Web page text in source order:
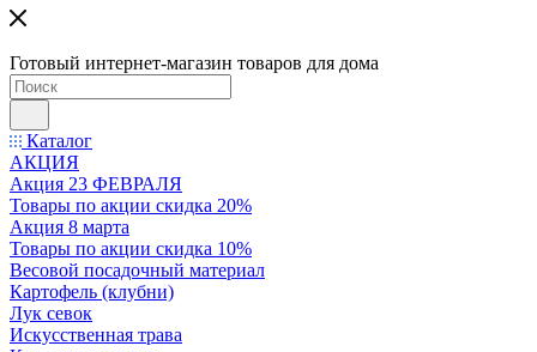
Готовый интернет-магазин товаров для дома
Каталог
АКЦИЯ
Акция 23 ФЕВРАЛЯ
Товары по акции скидка 20%
Акция 8 марта
Товары по акции скидка 10%
Весовой посадочный материал
Картофель (клубни)
Лук севок
Искусственная трава